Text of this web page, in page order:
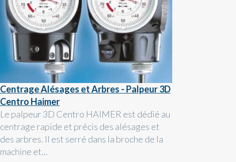
Centrage Alésages et Arbres - Palpeur 3D
Centro Haimer
Le palpeur 3D Centro HAIMER est dédié au
centrage rapide et précis des alésages et
des arbres. Il est serré dans la broche de la
machine et...